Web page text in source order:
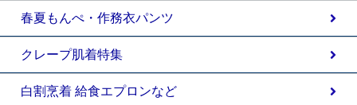
春夏もんぺ・作務衣パンツ
クレープ肌着特集
白割烹着 給食エプロンなど